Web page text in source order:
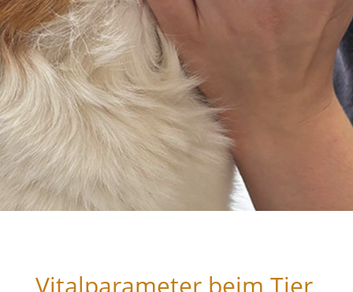
Vitalparameter beim Tier